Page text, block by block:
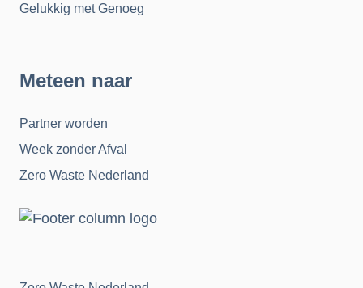
Gelukkig met Genoeg
Meteen naar
Partner worden
Week zonder Afval
Zero Waste Nederland